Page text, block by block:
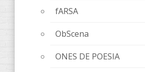
fARSA
ObScena
ONES DE POESIA